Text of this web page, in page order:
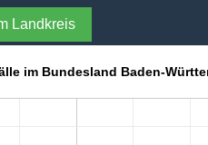
Landkreis
im Bundesland Baden-